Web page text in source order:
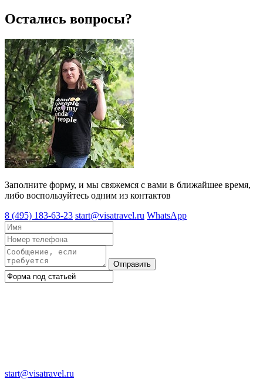
Остались вопросы?
Заполните форму, и мы свяжемся с вами в ближайшее время,
либо воспользуйтесь одним из контактов
8 (495) 183-63-23 start@visatravel.ru WhatsApp
Отправить
start@visatravel.ru